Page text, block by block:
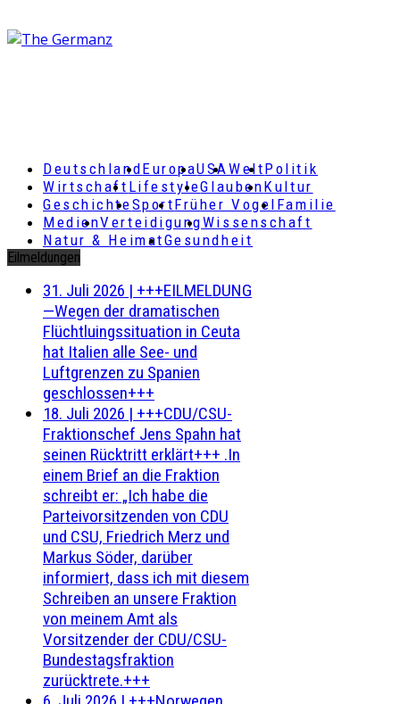
DeutschlandEuropaUSAWeltPolitik
Wirtschaft LifestyleGlaubenKultur
GeschichteSportFrüher Vogel Familie
MedienVerteidigungWissenschaft
Natur & HeimatGesundheit
Eilmeldungen
31. Juli 2026 | +++EILMELDUNG
—Wegen der dramatischen
Flüchtluingssituation in Ceuta
hat Italien alle See- und
Luftgrenzen zu Spanien
geschlossen+++
18. Juli 2026 | +++CDU/CSU-
Fraktionschef Jens Spahn hat
seinen Rücktritt erklärt+++ .In
einem Brief an die Fraktion
schreibt er: „Ich habe die
Parteivorsitzenden von CDU
und CSU, Friedrich Merz und
Markus Söder, darüber
informiert, dass ich mit diesem
Schreiben an unsere Fraktion
von meinem Amt als
Vorsitzender der CDU/CSU-
Bundestagsfraktion
zurücktrete.+++